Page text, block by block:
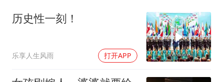
38岁演员求职万岁山NPC成功
我国外贸延续良好增长态势
“新疆阿勒泰八月能滑雪”不实
日本试射“战斧”导弹，国防部回应
历史性一刻！
乐享人生风雨 打开APP